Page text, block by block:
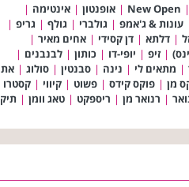
|
New Open
| אופנטון | אינטימה |
עונות & ג'אמפ | גולברי | גולף | גריפ |
| דלתא | דן קסידי | אחים מאיר |
| זיפ | יופי-דו | כותון | לבנבנים |
| מתאים לי | נינה | סבנטין | סולוג | את
מן | פוקס קידס | פשוט | קיווי | קסטרו
| רנואר מן | ריספקט | טאג וומן | תיק